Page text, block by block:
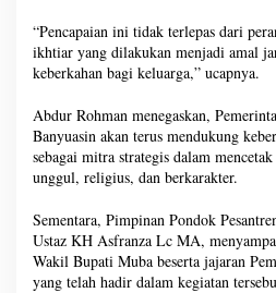
“Pencapaian ini tidak terlepas dari
ikhtiar yang dilakukan menjadi amal
keberkahan bagi keluarga,” ucapnya.
Abdur Rohman menegaskan,
Banyuasin akan terus mendukung
sebagai mitra strategis dalam
unggul, religius, dan berkarakter.
Sementara, Pimpinan Pondok
Ustaz KH Asfranza Lc MA,
Wakil Bupati Muba beserta jajaran
yang telah hadir dalam kegiatan